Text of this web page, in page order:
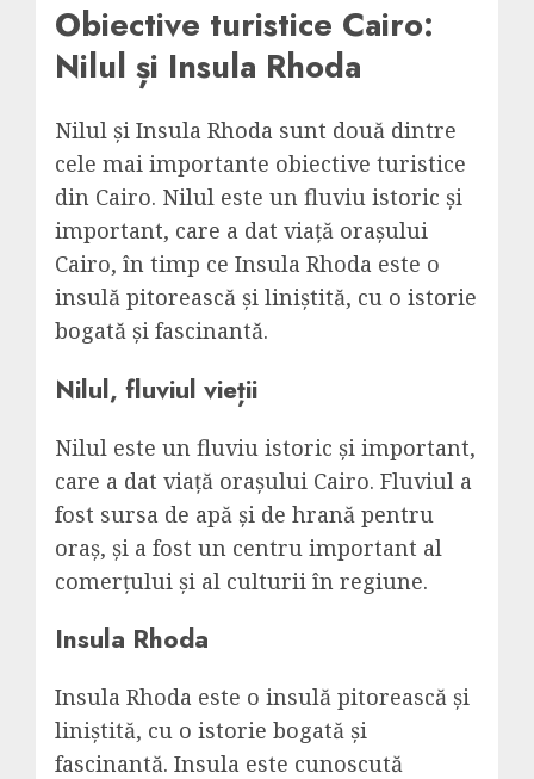
Obiective turistice Cairo:
Nilul și Insula Rhoda
Nilul și Insula Rhoda sunt două dintre
cele mai importante obiective turistice
din Cairo. Nilul este un fluviu istoric și
important, care a dat viață orașului
Cairo, în timp ce Insula Rhoda este o
insulă pitorească și liniștită, cu o istorie
bogată și fascinantă.
Nilul, fluviul vieții
Nilul este un fluviu istoric și important,
care a dat viață orașului Cairo. Fluviul a
fost sursa de apă și de hrană pentru
oraș, și a fost un centru important al
comerțului și al culturii în regiune.
Insula Rhoda
Insula Rhoda este o insulă pitorească și
liniștită, cu o istorie bogată și
fascinantă. Insula este cunoscută